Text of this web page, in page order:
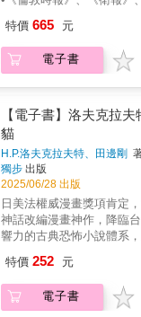
中，威廉逐步接近危險的
弟則見證了一個充滿黑暗
的死亡事件讓修道院籠罩
威廉與見習修士阿德索追
庫的心臟——一座如迷宮
器、藏著禁忌文本的巨大
團中急速推進：夜半的密
祕少女的身影、失落的《亞
篇》、神學與權力的鬥爭
焰。每一個場景，都由馬
現艾可筆下的深邃世界──
橫生的圖書館、霧中逼近
撕裂理性的災難性結局。
與謊言愈加模糊：是神的
廉與阿德索終於看見答案
一瞬間崩落、化為灰燼。
的經典改編，將艾可小說
台灣文學研究所副教授）
笑匠，這套堪稱經典的漫
別與同志的精彩同台演出
莽撞，為漫畫的廣度與『
睛。」──張亦絢（作家）
的筆觸，描繪出那個我們
正凝視過的「家」。在《
被鄰人稱作豪宅的房子，承
笑、也令人苦澀的片刻，
哀傷的餘溫。感謝艾莉森‧
圖像的力量，再現了家庭
與光。」──黃惠偵（《日
漫畫的呈現及日記書寫交
人耳目一新。貝克德爾經
分，與接受憂鬱症的過程
欲罷不能，餘韻無窮。」
例；時至今日，這部作品
憶錄書寫的領域都具有備
好書」，也曾改編為百老
東尼獎、入圍普立茲戲劇
┘「《歡樂之家》（及其
間》）經過時間的考驗，
化的經典，也成為『圖像
樣。這套書的主旨不在於
少輕狂，而在於直接面對
的創傷、責任、療癒。對
史、高齡同志、精神障礙等
說，這套書不宜錯過。」
學史》、酷兒科幻小說《
台灣文學研究所副教授）
別與同志的精彩同台演出
莽撞，為漫畫的廣度與『
出一片大好江山：真摯的
話的圖騰符號一一掠過窗
讀者，而是穿越次元壁的
程。讓迷幻視覺走入歷史
性、文化轉譯的野心這本
愛高密度細節畫風、地下
讀者●受迷幻文化、神祕學
者●受夠主流、尋找文化
◆「菌絲體是大自然的神
學家｜保羅・史塔曼茲（
力遍及西方大眾文化與次
心理意識與性靈探索的啟
透現代社會、刻入現代藝
界的迷幻文化，起源自神
（R. Gordon Wasson,
P. Wasson, 1901－1958）
1927年，他們來到美國紐
（Catskill）渡蜜月。當他
驚人再創作，帶來了獨特
孩》繪者克里斯．摩德：
切合時代。•《漫畫評論》
《黃蜂》之前，我們已有
沒有任何大人。」一架飛
者僅有一群少年。白天，
探險；夜晚，則受野獸的
夢所擾。驟然被拋擲到文
須學習自行重建秩序。然
欲漸漸吞噬他們，原本因
體，一步步走向分裂。他
淪為考驗善惡的煉獄⋯⋯威
作問世七十年後，首度改
繹了這部經典故事。
特價 665 元
電子書
【電子書】洛夫克拉
貓
H.P.洛夫克拉夫特、田邊剛
獨步 出版
2025/06/28 出版
日美法權威漫畫獎項肯定
神話改編漫畫神作，降臨
響力的古典恐怖小說體系
詮釋洛夫克拉夫特的漫畫
往不可名狀的異次元世界
裡有花費四十年光陰尋找
特價 252 元
電子書